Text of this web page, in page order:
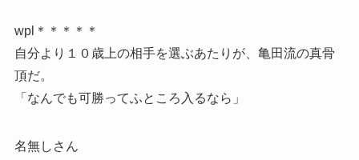
wpl＊＊＊＊＊
自分より１０歳上の相手を選ぶあたりが、亀田流の真骨
頂だ。
「なんでも可勝ってふところ入るなら」
名無しさん